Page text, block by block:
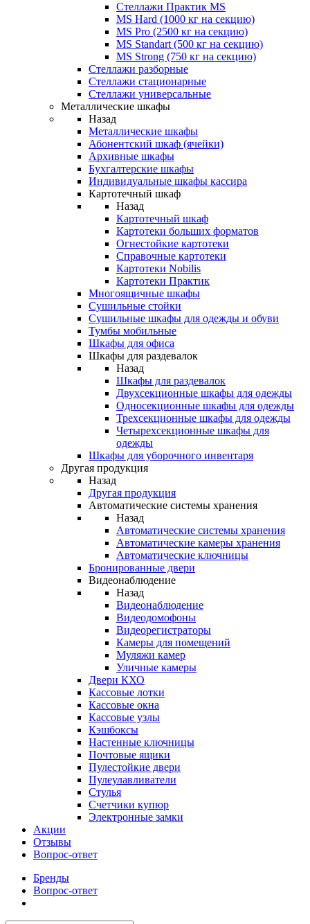
Стеллажи Практик MS
MS Hard (1000 кг на секцию)
MS Pro (2500 кг на секцию)
MS Standart (500 кг на секцию)
MS Strong (750 кг на секцию)
Стеллажи разборные
Стеллажи стационарные
Стеллажи универсальные
Металлические шкафы
Назад
Металлические шкафы
Абонентский шкаф (ячейки)
Архивные шкафы
Бухгалтерские шкафы
Индивидуальные шкафы кассира
Картотечный шкаф
Назад
Картотечный шкаф
Картотеки больших форматов
Огнестойкие картотеки
Справочные картотеки
Картотеки Nobilis
Картотеки Практик
Многоящичные шкафы
Сушильные стойки
Сушильные шкафы для одежды и обуви
Тумбы мобильные
Шкафы для офиса
Шкафы для раздевалок
Назад
Шкафы для раздевалок
Двухсекционные шкафы для одежды
Односекционные шкафы для одежды
Трехсекционные шкафы для одежды
Четырехсекционные шкафы для
одежды
Шкафы для уборочного инвентаря
Другая продукция
Назад
Другая продукция
Автоматические системы хранения
Назад
Автоматические системы хранения
Автоматические камеры хранения
Автоматические ключницы
Бронированные двери
Видеонаблюдение
Назад
Видеонаблюдение
Видеодомофоны
Видеорегистраторы
Камеры для помещений
Муляжи камер
Уличные камеры
Двери КХО
Кассовые лотки
Кассовые окна
Кассовые узлы
Кэшбоксы
Настенные ключницы
Почтовые ящики
Пулестойкие двери
Пулеулавливатели
Стулья
Счетчики купюр
Электронные замки
Акции
Отзывы
Вопрос-ответ
Бренды
Вопрос-ответ